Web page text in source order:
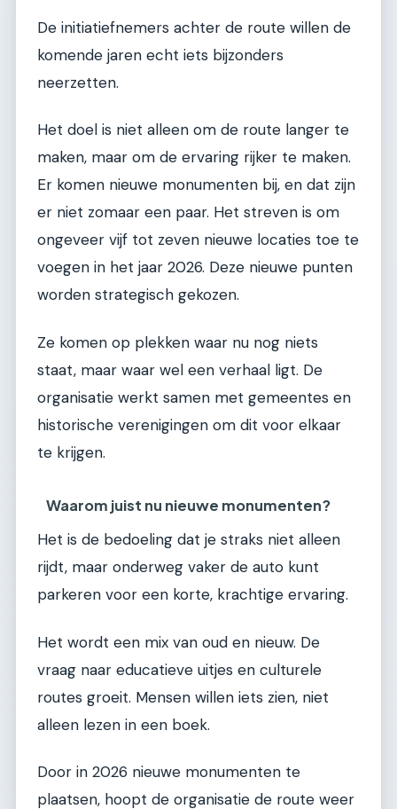
De initiatiefnemers achter de route willen de
komende jaren echt iets bijzonders
neerzetten.
Het doel is niet alleen om de route langer te
maken, maar om de ervaring rijker te maken.
Er komen nieuwe monumenten bij, en dat zijn
er niet zomaar een paar. Het streven is om
ongeveer vijf tot zeven nieuwe locaties toe te
voegen in het jaar 2026. Deze nieuwe punten
worden strategisch gekozen.
Ze komen op plekken waar nu nog niets
staat, maar waar wel een verhaal ligt. De
organisatie werkt samen met gemeentes en
historische verenigingen om dit voor elkaar
te krijgen.
Waarom juist nu nieuwe monumenten?
Het is de bedoeling dat je straks niet alleen
rijdt, maar onderweg vaker de auto kunt
parkeren voor een korte, krachtige ervaring.
Het wordt een mix van oud en nieuw. De
vraag naar educatieve uitjes en culturele
routes groeit. Mensen willen iets zien, niet
alleen lezen in een boek.
Door in 2026 nieuwe monumenten te
plaatsen, hoopt de organisatie de route weer